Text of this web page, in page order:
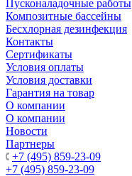
Пусконаладочные работы
Композитные бассейны
Бесхлорная дезинфекция
Контакты
Сертификаты
Условия оплаты
Условия доставки
Гарантия на товар
О компании
О компании
Новости
Партнеры
+7 (495) 859-23-09
+7 (495) 859-23-09